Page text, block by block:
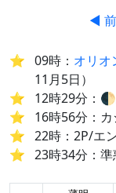
◀
09時： オリオ
11月5日）
12時29分：
16時56分：
22時：2P/エ
23時34分：準